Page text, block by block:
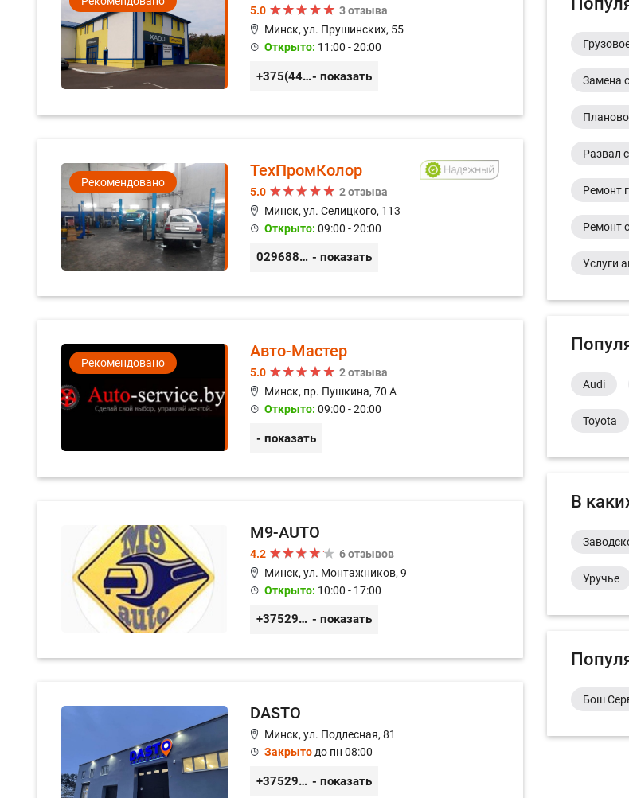
5.0
3 отзыва
Минск, ул. Прушинских, 55
Открыто: 11:00 - 20:00
+375(44) 559-27-77- показать
Рекомендовано
ТехПромКолор
5.0
2 отзыва
Минск, ул. Селицкого, 113
Открыто: 09:00 - 20:00
0296889898 - показать
Рекомендовано
Авто-Мастер
5.0
2 отзыва
Минск, пр. Пушкина, 70 А
Открыто: 09:00 - 20:00
- показать
M9-AUTO
4.2
6 отзывов
Минск, ул. Монтажников, 9
Открыто: 10:00 - 17:00
+375299395764 - показать
DASTO
Минск, ул. Подлесная, 81
Закрытодо пн 08:00
+375296606560 - показать
Замена
Развал
Ремонт
Ремонт
Услуги
Audi
Toyota
В
Уручье
Бош